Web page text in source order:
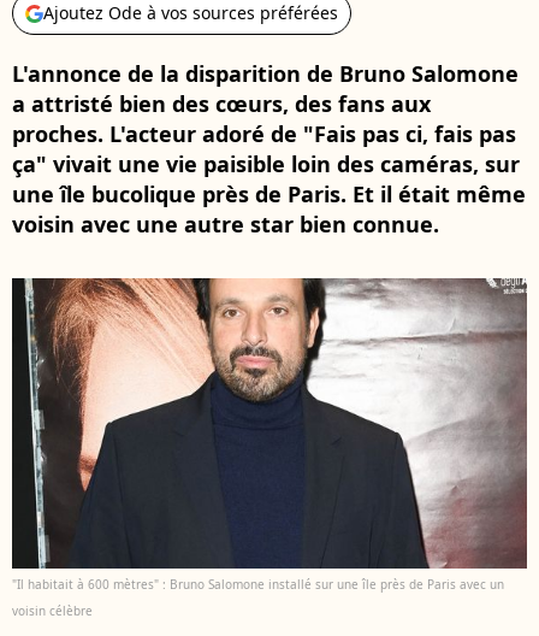
Ajoutez Ode à vos sources préférées
L'annonce de la disparition de Bruno Salomone
a attristé bien des cœurs, des fans aux
proches. L'acteur adoré de "Fais pas ci, fais pas
ça" vivait une vie paisible loin des caméras, sur
une île bucolique près de Paris. Et il était même
voisin avec une autre star bien connue.
"Il habitait à 600 mètres" : Bruno Salomone installé sur une île près de Paris avec un
voisin célèbre